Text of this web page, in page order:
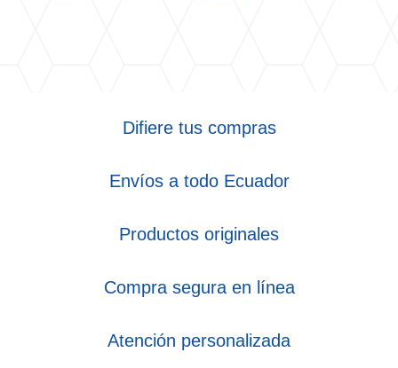
Difiere tus compras
Envíos a todo Ecuador
Productos originales
Compra segura en línea
Atención personalizada